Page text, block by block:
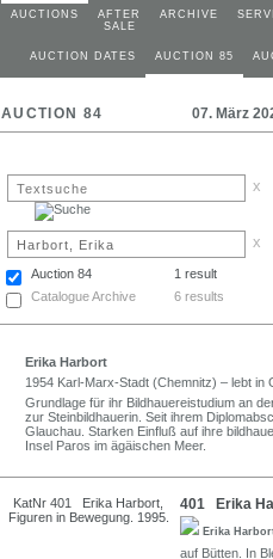
AUCTIONS
AFTER
SALE
ARCHIVE
AUCTION DATES AUCTION 85
AUCTION 84 07. März
x
x
Auction 84
1 result
Catalogue Archive
6 results
Erika Harbort
1954 Karl-Marx-Stadt (Chemnitz) – lebt in
Grundlage für ihr Bildhauereistudium an
zur Steinbildhauerin. Seit ihrem
Glauchau. Starken Einfluß auf ihre
Insel Paros im ägäischen Meer.
401 Erika
Erika
auf Bütten. In